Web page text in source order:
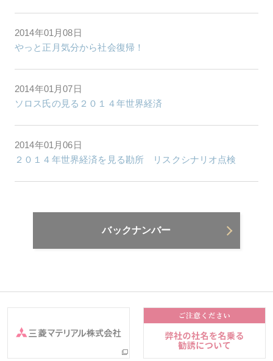
2014年01月08日
やっと正月気分から社会復帰！
2014年01月07日
ソロス氏の見る２０１４年世界経済
2014年01月06日
２０１４年世界経済を見る勘所 リスクシナリオ点検
バックナンバー